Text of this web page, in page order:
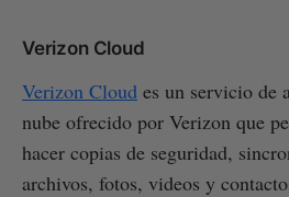
Verizon Cloud
Verizon Cloud es un servicio de
nube ofrecido por Verizon que
hacer copias de seguridad,
archivos, fotos, videos y